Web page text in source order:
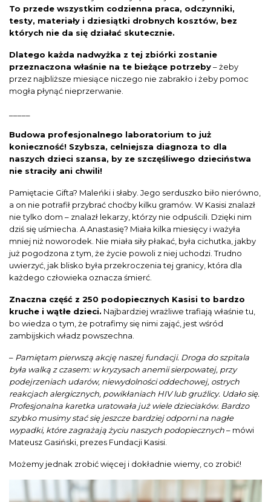
To przede wszystkim codzienna praca, odczynniki,
testy, materiały i dziesiątki drobnych kosztów, bez
których nie da się działać skutecznie.
Dlatego każda nadwyżka z tej zbiórki zostanie
przeznaczona właśnie na te bieżące potrzeby– żeby
przez najbliższe miesiące niczego nie zabrakło i żeby pomoc
mogła płynąć nieprzerwanie.
Budowa profesjonalnego laboratorium to już
konieczność! Szybsza, celniejsza diagnoza to dla
naszych dzieci szansa, by ze szczęśliwego dzieciństwa
nie straciły ani chwili!
Pamiętacie Gifta? Maleńki i słaby. Jego serduszko biło nierówno,
a on nie potrafił przybrać choćby kilku gramów. W Kasisi znalazł
nie tylko dom – znalazł lekarzy, którzy nie odpuścili. Dzięki nim
dziś się uśmiecha. A Anastasię? Miała kilka miesięcy i ważyła
mniej niż noworodek. Nie miała siły płakać, była cichutka, jakby
już pogodzona z tym, że życie powoli z niej uchodzi. Trudno
uwierzyć, jak blisko była przekroczenia tej granicy, która dla
każdego człowieka oznacza śmierć.
Znaczna część z 250 podopiecznych Kasisi to bardzo
kruche i wątłe dzieci. Najbardziej wrażliwe trafiają właśnie tu,
bo wiedza o tym, że potrafimy się nimi zająć, jest wśród
zambijskich władz powszechna.
– Pamiętam pierwszą akcję naszej fundacji. Droga do szpitala
była walką z czasem: w kryzysach anemii sierpowatej, przy
podejrzeniach udarów, niewydolności oddechowej, ostrych
reakcjach alergicznych, powikłaniach HIV lub gruźlicy. Udało się.
Profesjonalna karetka uratowała już wiele dzieciaków. Bardzo
szybko musimy stać się jeszcze bardziej odporni na nagłe
wypadki, które zagrażają życiu naszych podopiecznych– mówi
Mateusz Gasiński, prezes Fundacji Kasisi.
Możemy jednak zrobić więcej i dokładnie wiemy, co zrobić!